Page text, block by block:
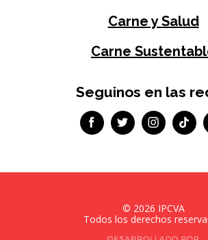
Carne y Salud
Carne
Seguinos en las
© 2026 IPCVA
Todos los derechos